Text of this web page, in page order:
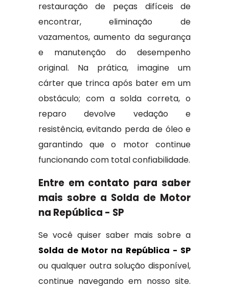
restauração de peças difíceis de
encontrar, eliminação de
vazamentos, aumento da segurança
e manutenção do desempenho
original. Na prática, imagine um
cárter que trinca após bater em um
obstáculo; com a solda correta, o
reparo devolve vedação e
resistência, evitando perda de óleo e
garantindo que o motor continue
funcionando com total confiabilidade.
Entre em contato para saber
mais sobre a Solda de Motor
na República - SP
Se você quiser saber mais sobre a
Solda de Motor na República - SP
ou qualquer outra solução disponível,
continue navegando em nosso site.